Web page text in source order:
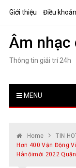
Giới thiệu Điều
Âm nhạc
Thông tin giải trí 24h
MENU
Home
TIN
Hơn 400 Vận Động
Hànộimới 2022